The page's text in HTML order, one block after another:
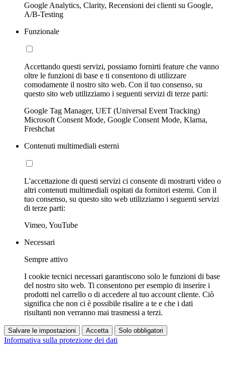
Google Analytics, Clarity, Recensioni dei clienti su Google,
A/B-Testing
Funzionale
Accettando questi servizi, possiamo fornirti feature che vanno
oltre le funzioni di base e ti consentono di utilizzare
comodamente il nostro sito web. Con il tuo consenso, su
questo sito web utilizziamo i seguenti servizi di terze parti:
Google Tag Manager, UET (Universal Event Tracking)
Microsoft Consent Mode, Google Consent Mode, Klarna,
Freshchat
Contenuti multimediali esterni
L'accettazione di questi servizi ci consente di mostrarti video o
altri contenuti multimediali ospitati da fornitori esterni. Con il
tuo consenso, su questo sito web utilizziamo i seguenti servizi
di terze parti:
Vimeo, YouTube
Necessari
Sempre attivo
I cookie tecnici necessari garantiscono solo le funzioni di base
del nostro sito web. Ti consentono per esempio di inserire i
prodotti nel carrello o di accedere al tuo account cliente. Ciò
significa che non ci è possibile risalire a te e che i dati
risultanti non verranno mai trasmessi a terzi.
Salvare le impostazioni Accetta Solo obbligatori
Informativa sulla protezione dei dati